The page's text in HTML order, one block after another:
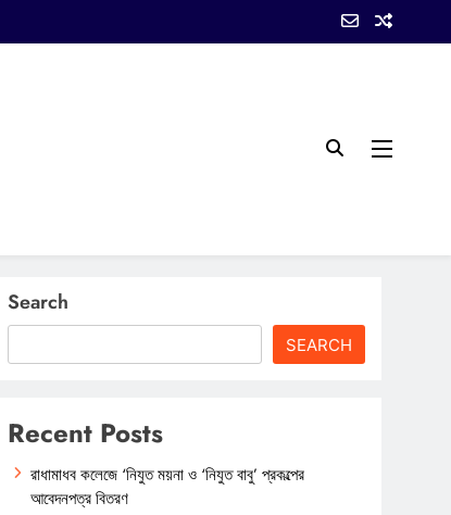
Search
SEARCH
Recent Posts
রাধামাধব কলেজে ‘নিযুত ময়না ও ‘নিযুত বাবু’ প্রকল্পের
আবেদনপত্র বিতরণ